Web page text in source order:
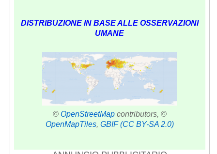
DISTRIBUZIONE IN BASE ALLE OSSERVAZIONI
UMANE
© OpenStreetMapcontributors, ©
OpenMapTiles, GBIF (CC BY-SA 2.0)